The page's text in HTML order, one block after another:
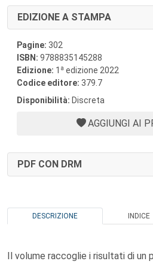
EDIZIONE A STAMPA
Pagine: 302
ISBN: 9788835145288
Edizione: 1 a edizione 2022
Codice editore: 379.7
Disponibilità: Discreta
AGGIUNGI AI
PDF CON DRM
DESCRIZIONE INDICE
Il volume raccoglie i risultati di un